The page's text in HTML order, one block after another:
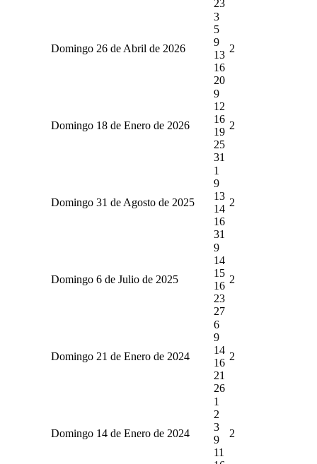
23
Domingo 26 de Abril de 2026
3
5
9
13
16
20
2
Domingo 18 de Enero de 2026
9
12
16
19
25
31
2
Domingo 31 de Agosto de 2025
1
9
13
14
16
31
2
Domingo 6 de Julio de 2025
9
14
15
16
23
27
2
Domingo 21 de Enero de 2024
6
9
14
16
21
26
2
Domingo 14 de Enero de 2024
1
2
3
9
11
2